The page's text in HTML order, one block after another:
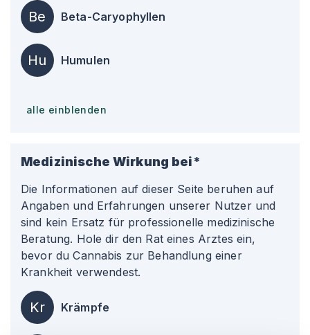
Be Beta-Caryophyllen
Hu Humulen
alle einblenden
Medizinische Wirkung bei*
Die Informationen auf dieser Seite beruhen auf
Angaben und Erfahrungen unserer Nutzer und
sind kein Ersatz für professionelle medizinische
Beratung. Hole dir den Rat eines Arztes ein,
bevor du Cannabis zur Behandlung einer
Krankheit verwendest.
Kr Krämpfe